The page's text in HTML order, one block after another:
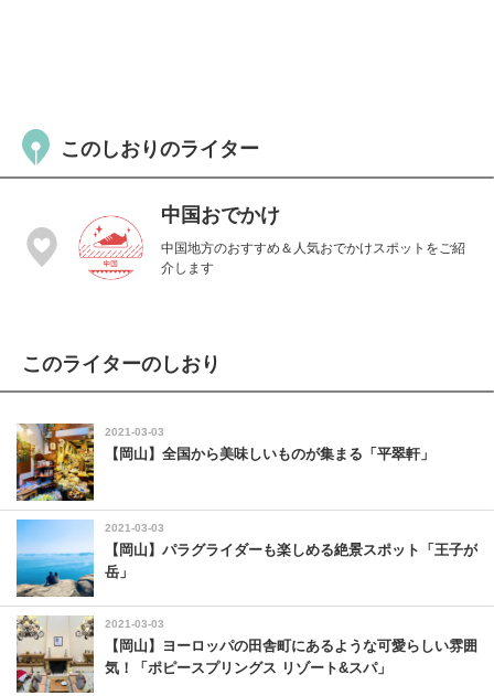
このしおりのライター
中国おでかけ
中国地方のおすすめ＆人気おでかけスポットをご紹
介します
このライターのしおり
2021-03-03
【岡山】全国から美味しいものが集まる「平翠軒」
2021-03-03
【岡山】パラグライダーも楽しめる絶景スポット「王子が
岳」
2021-03-03
【岡山】ヨーロッパの田舎町にあるような可愛らしい雰囲
気！「ポピースプリングス リゾート&スパ」